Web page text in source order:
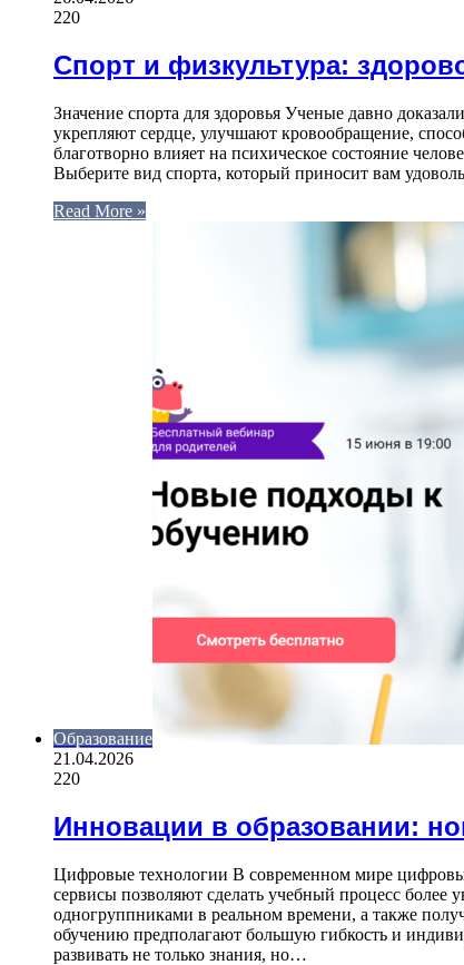
220
Спорт и физкультура:
Значение спорта для здоровья Ученые давно
укрепляют сердце, улучшают кровообращение,
благотворно влияет на психическое состояние
Выберите вид спорта, который приносит вам
Read More »
Образование
21.04.2026
220
Инновации в образовании:
Цифровые технологии В современном мире
сервисы позволяют сделать учебный процесс более
одногруппниками в реальном времени, а также
обучению предполагают большую гибкость и
развивать не только знания, но…